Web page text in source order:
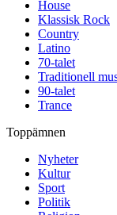
House
Klassisk Rock
Country
Latino
70-talet
Traditionell
90-talet
Trance
Toppämnen
Nyheter
Kultur
Sport
Politik